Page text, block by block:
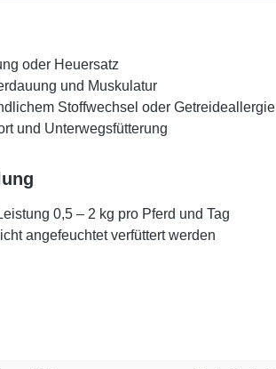
oder Heuersatz
und Muskulatur
Stoffwechsel oder Getreideallergie
und Unterwegsfütterung
0,5 – 2 kg pro Pferd und Tag
angefeuchtet verfüttert werden